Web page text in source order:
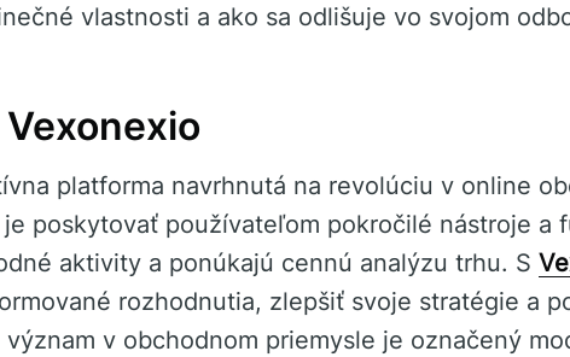
vlastnosti a ako sa odlišuje vo svojom
platforma navrhnutá na revolúciu v online
poskytovať používateľom pokročilé nástroje a
aktivity a ponúkajú cennú analýzu trhu. S
rozhodnutia, zlepšiť svoje stratégie a
v obchodnom priemysle je označený